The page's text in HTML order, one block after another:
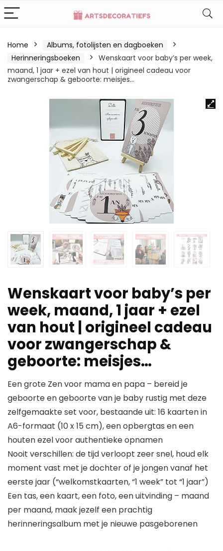
Home
Albums, fotolijsten en dagboeken
Herinneringsboeken
Wenskaart voor baby’s per week,
maand, 1 jaar + ezel van hout | origineel cadeau voor
zwangerschap & geboorte: meisjes…
Wenskaart voor baby’s per
week, maand, 1 jaar + ezel
van hout | origineel cadeau
voor zwangerschap &
geboorte: meisjes…
Een grote Zen voor mama en papa – bereid je
geboorte en geboorte van je baby rustig met deze
zelfgemaakte set voor, bestaande uit: 16 kaarten in
A6-formaat (10 x 15 cm), een opbergtas en een
houten ezel voor authentieke opnamen
Nooit verschillen: de tijd verloopt zeer snel, houd elk
moment vast met je dochter of je jongen vanaf het
eerste jaar (“welkomstkaarten, “1 week” tot “1 jaar”)
Een tas, een kaart, een foto, een uitvinding – maand
per maand, maak jezelf een prachtig
herinneringsalbum met je nieuwe pasgeborenen